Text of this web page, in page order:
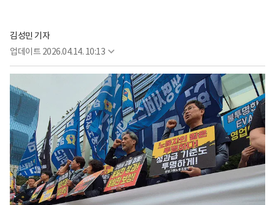
김성민 기자
업데이트 2026.04.14. 10:13